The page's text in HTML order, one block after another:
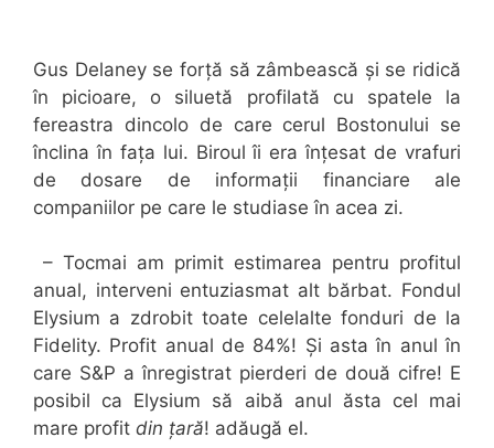
Gus Delaney se forță să zâmbească și se ridică
în picioare, o siluetă profilată cu spatele la
fereastra dincolo de care cerul Bostonului se
înclina în fața lui. Biroul îi era înțesat de vrafuri
de dosare de informații financiare ale
companiilor pe care le studiase în acea zi.
– Tocmai am primit estimarea pentru profitul
anual, interveni entuziasmat alt bărbat. Fondul
Elysium a zdrobit toate celelalte fonduri de la
Fidelity. Profit anual de 84%! Și asta în anul în
care S&P a înregistrat pierderi de două cifre! E
posibil ca Elysium să aibă anul ăsta cel mai
mare profit din țară! adăugă el.